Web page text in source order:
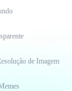
de Imagem